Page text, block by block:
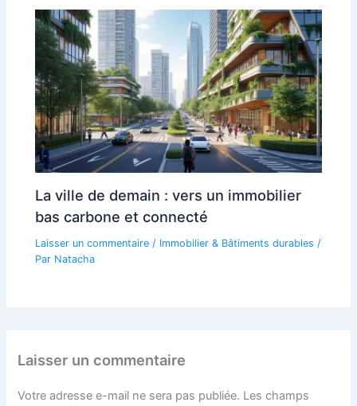
La ville de demain : vers un immobilier
bas carbone et connecté
Laisser un commentaire / Immobilier & Bâtiments durables /
Par Natacha
Laisser un commentaire
Votre adresse e-mail ne sera pas publiée. Les champs